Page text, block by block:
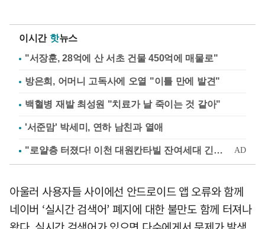
이시간 핫뉴스
"서장훈, 28억에 산 서초 건물 450억에 매물로"
방은희, 어머니 고독사에 오열 "이틀 만에 발견"
백혈병 재발 최성원 "치료가 날 죽이는 것 같아"
'서준맘' 박세미, 연하 남친과 열애
아울러 사용자들 사이에선 안드로이드 앱 오류와 함께
네이버 ‘실시간 검색어’ 폐지에 대한 불만도 함께 터져나